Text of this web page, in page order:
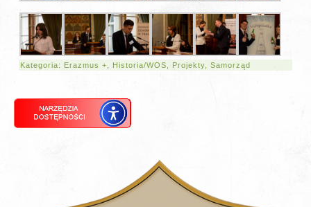
Kategoria: Erazmus + Historia/WOS Projekty ,Samorząd